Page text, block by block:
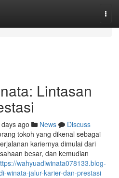
Lintasan
ago News
Discuss
tokoh yang dikenal sebagai
kariernya dimulai dari
besar, dan kemudian
wahyuadiwinata078133.blog-
winata-jalur-karier-dan-prestasi